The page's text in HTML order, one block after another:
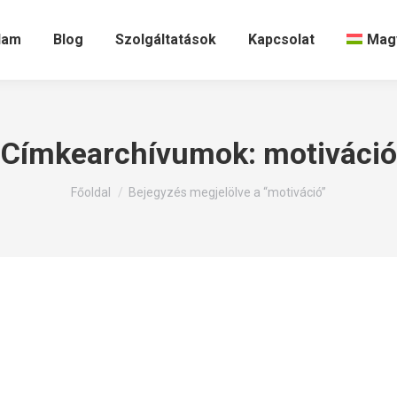
Blog Szolgáltatások Kapcsolat
Címkearchívumok: motiváció
Itt állsz:
Főoldal Bejegyzés megjelölve a “motiváció”